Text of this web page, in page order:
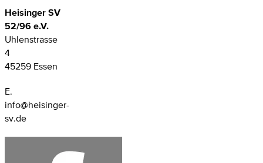
Heisinger SV
52/96 e.V.
Uhlenstrasse
4
45259 Essen
E.
info@heisinger-
sv.de